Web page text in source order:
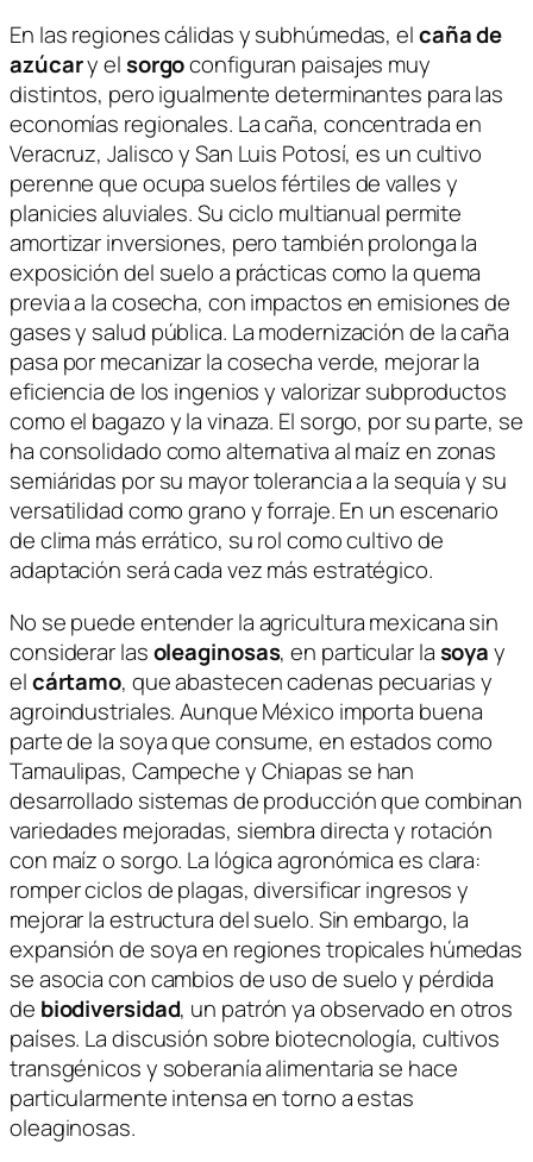
En las regiones cálidas y subhúmedas, elcaña de
azúcary elsorgoconfiguran paisajes muy
distintos, pero igualmente determinantes para las
economías regionales. La caña, concentrada en
Veracruz, Jalisco y San Luis Potosí, es un cultivo
perenne que ocupa suelos fértiles de valles y
planicies aluviales. Su ciclo multianual permite
amortizar inversiones, pero también prolonga la
exposición del suelo a prácticas como la quema
previa a la cosecha, con impactos en emisiones de
gases y salud pública. La modernización de la caña
pasa por mecanizar la cosecha verde, mejorar la
eficiencia de los ingenios y valorizar subproductos
como el bagazo y la vinaza. El sorgo, por su parte, se
ha consolidado como alternativa al maíz en zonas
semiáridas por su mayor tolerancia a la sequía y su
versatilidad como grano y forraje. En un escenario
de clima más errático, su rol como cultivo de
adaptación será cada vez más estratégico.
No se puede entender la agricultura mexicana sin
considerar lasoleaginosas, en particular lasoyay
elcártamo, que abastecen cadenas pecuarias y
agroindustriales. Aunque México importa buena
parte de la soya que consume, en estados como
Tamaulipas, Campeche y Chiapas se han
desarrollado sistemas de producción que combinan
variedades mejoradas, siembra directa y rotación
con maíz o sorgo. La lógica agronómica es clara:
romper ciclos de plagas, diversificar ingresos y
mejorar la estructura del suelo. Sin embargo, la
expansión de soya en regiones tropicales húmedas
se asocia con cambios de uso de suelo y pérdida
de biodiversidad, un patrón ya observado en otros
países. La discusión sobre biotecnología, cultivos
transgénicos y soberanía alimentaria se hace
particularmente intensa en torno a estas
oleaginosas.